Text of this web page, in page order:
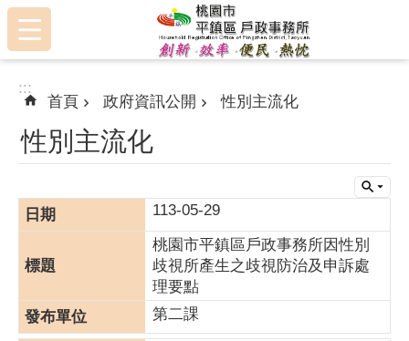
跳到主要內容區塊
:::
:::
首頁 政府資訊公開 性別主流化
性別主流化
113-05-29
桃園市平鎮區戶政事務所因性別
歧視所產生之歧視防治及申訴處
理要點
第二課